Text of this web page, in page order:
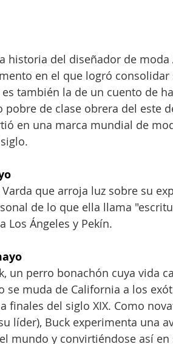
historia del diseñador de moda
en el que logró
también la de un cuento de
de clase obrera del este
en una marca mundial de
que arroja luz sobre su
de lo que ella llama
Los Ángeles y Pekín.
un perro bonachón cuya vida
se muda de California a los
finales del siglo XIX. Como
líder), Buck experimenta una
mundo y convirtiéndose así